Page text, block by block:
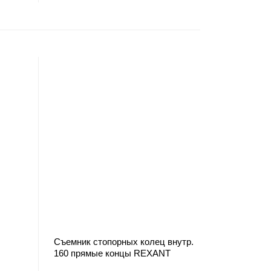
Съемник стопорных колец внутр.
160 прямые концы REXANT